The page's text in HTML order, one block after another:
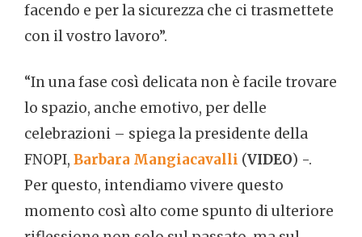
facendo e per la sicurezza che ci trasmettete
con il vostro lavoro”.
“In una fase così delicata non è facile trovare
lo spazio, anche emotivo, per delle
celebrazioni – spiega la presidente della
FNOPI, Barbara Mangiacavalli (VIDEO) -.
Per questo, intendiamo vivere questo
momento così alto come spunto di ulteriore